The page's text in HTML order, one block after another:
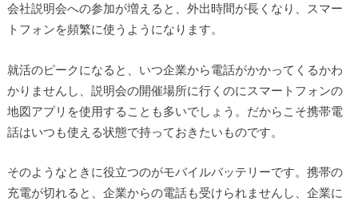
会社説明会への参加が増えると、外出時間が長くなり、スマー
トフォンを頻繁に使うようになります。
就活のピークになると、いつ企業から電話がかかってくるかわ
かりませんし、説明会の開催場所に行くのにスマートフォンの
地図アプリを使用することも多いでしょう。だからこそ携帯電
話はいつも使える状態で持っておきたいものです。
そのようなときに役立つのがモバイルバッテリーです。携帯の
充電が切れると、企業からの電話も受けられませんし、企業に